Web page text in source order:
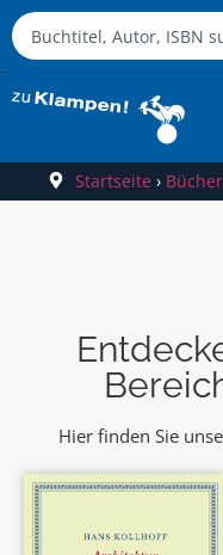
Startseite › Bücher
Hier finden Sie